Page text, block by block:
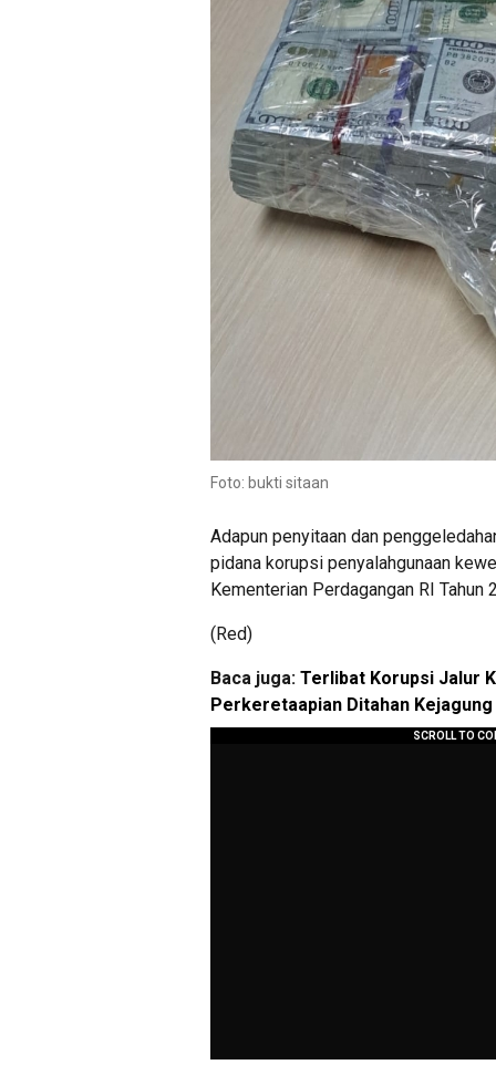
Foto: bukti sitaan
Adapun penyitaan dan
pidana korupsi penyalahgunaan
Kementerian Perdagangan RI
(Red)
Baca juga: Terlibat Korupsi Jalur
Perkeretaapian Ditahan Kejagung